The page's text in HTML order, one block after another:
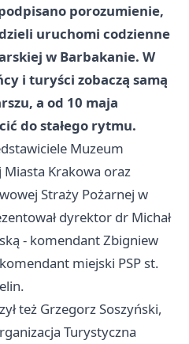
porozumienie,
uruchomi codzienne
w Barbakanie. W
i turyści zobaczą samą
a od 10 maja
do stałego rytmu.
Muzeum
Krakowa oraz
Straży Pożarnej w
dyrektor dr Michał
- komendant Zbigniew
miejski PSP st.
też Grzegorz Soszyński,
Turystyczna